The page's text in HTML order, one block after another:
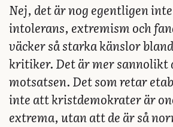
Nej, det är nog egentligen
intolerans, extremism och
väcker så starka känslor
kritiker. Det är mer sannolikt
motsatsen. Det som retar
inte att kristdemokrater är
extrema, utan att de är så